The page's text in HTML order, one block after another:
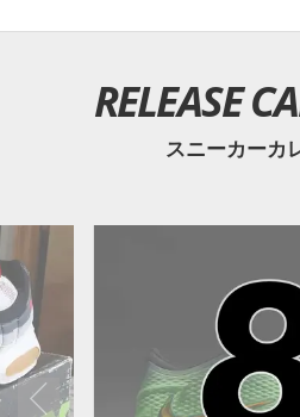
RELEASE
スニーカーカ